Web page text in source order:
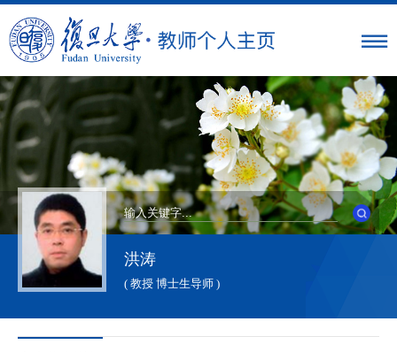
洪涛
( 教授 博士生导师 )